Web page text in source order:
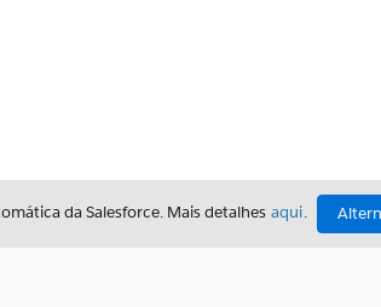
da Salesforce. Mais detalhes aqui.